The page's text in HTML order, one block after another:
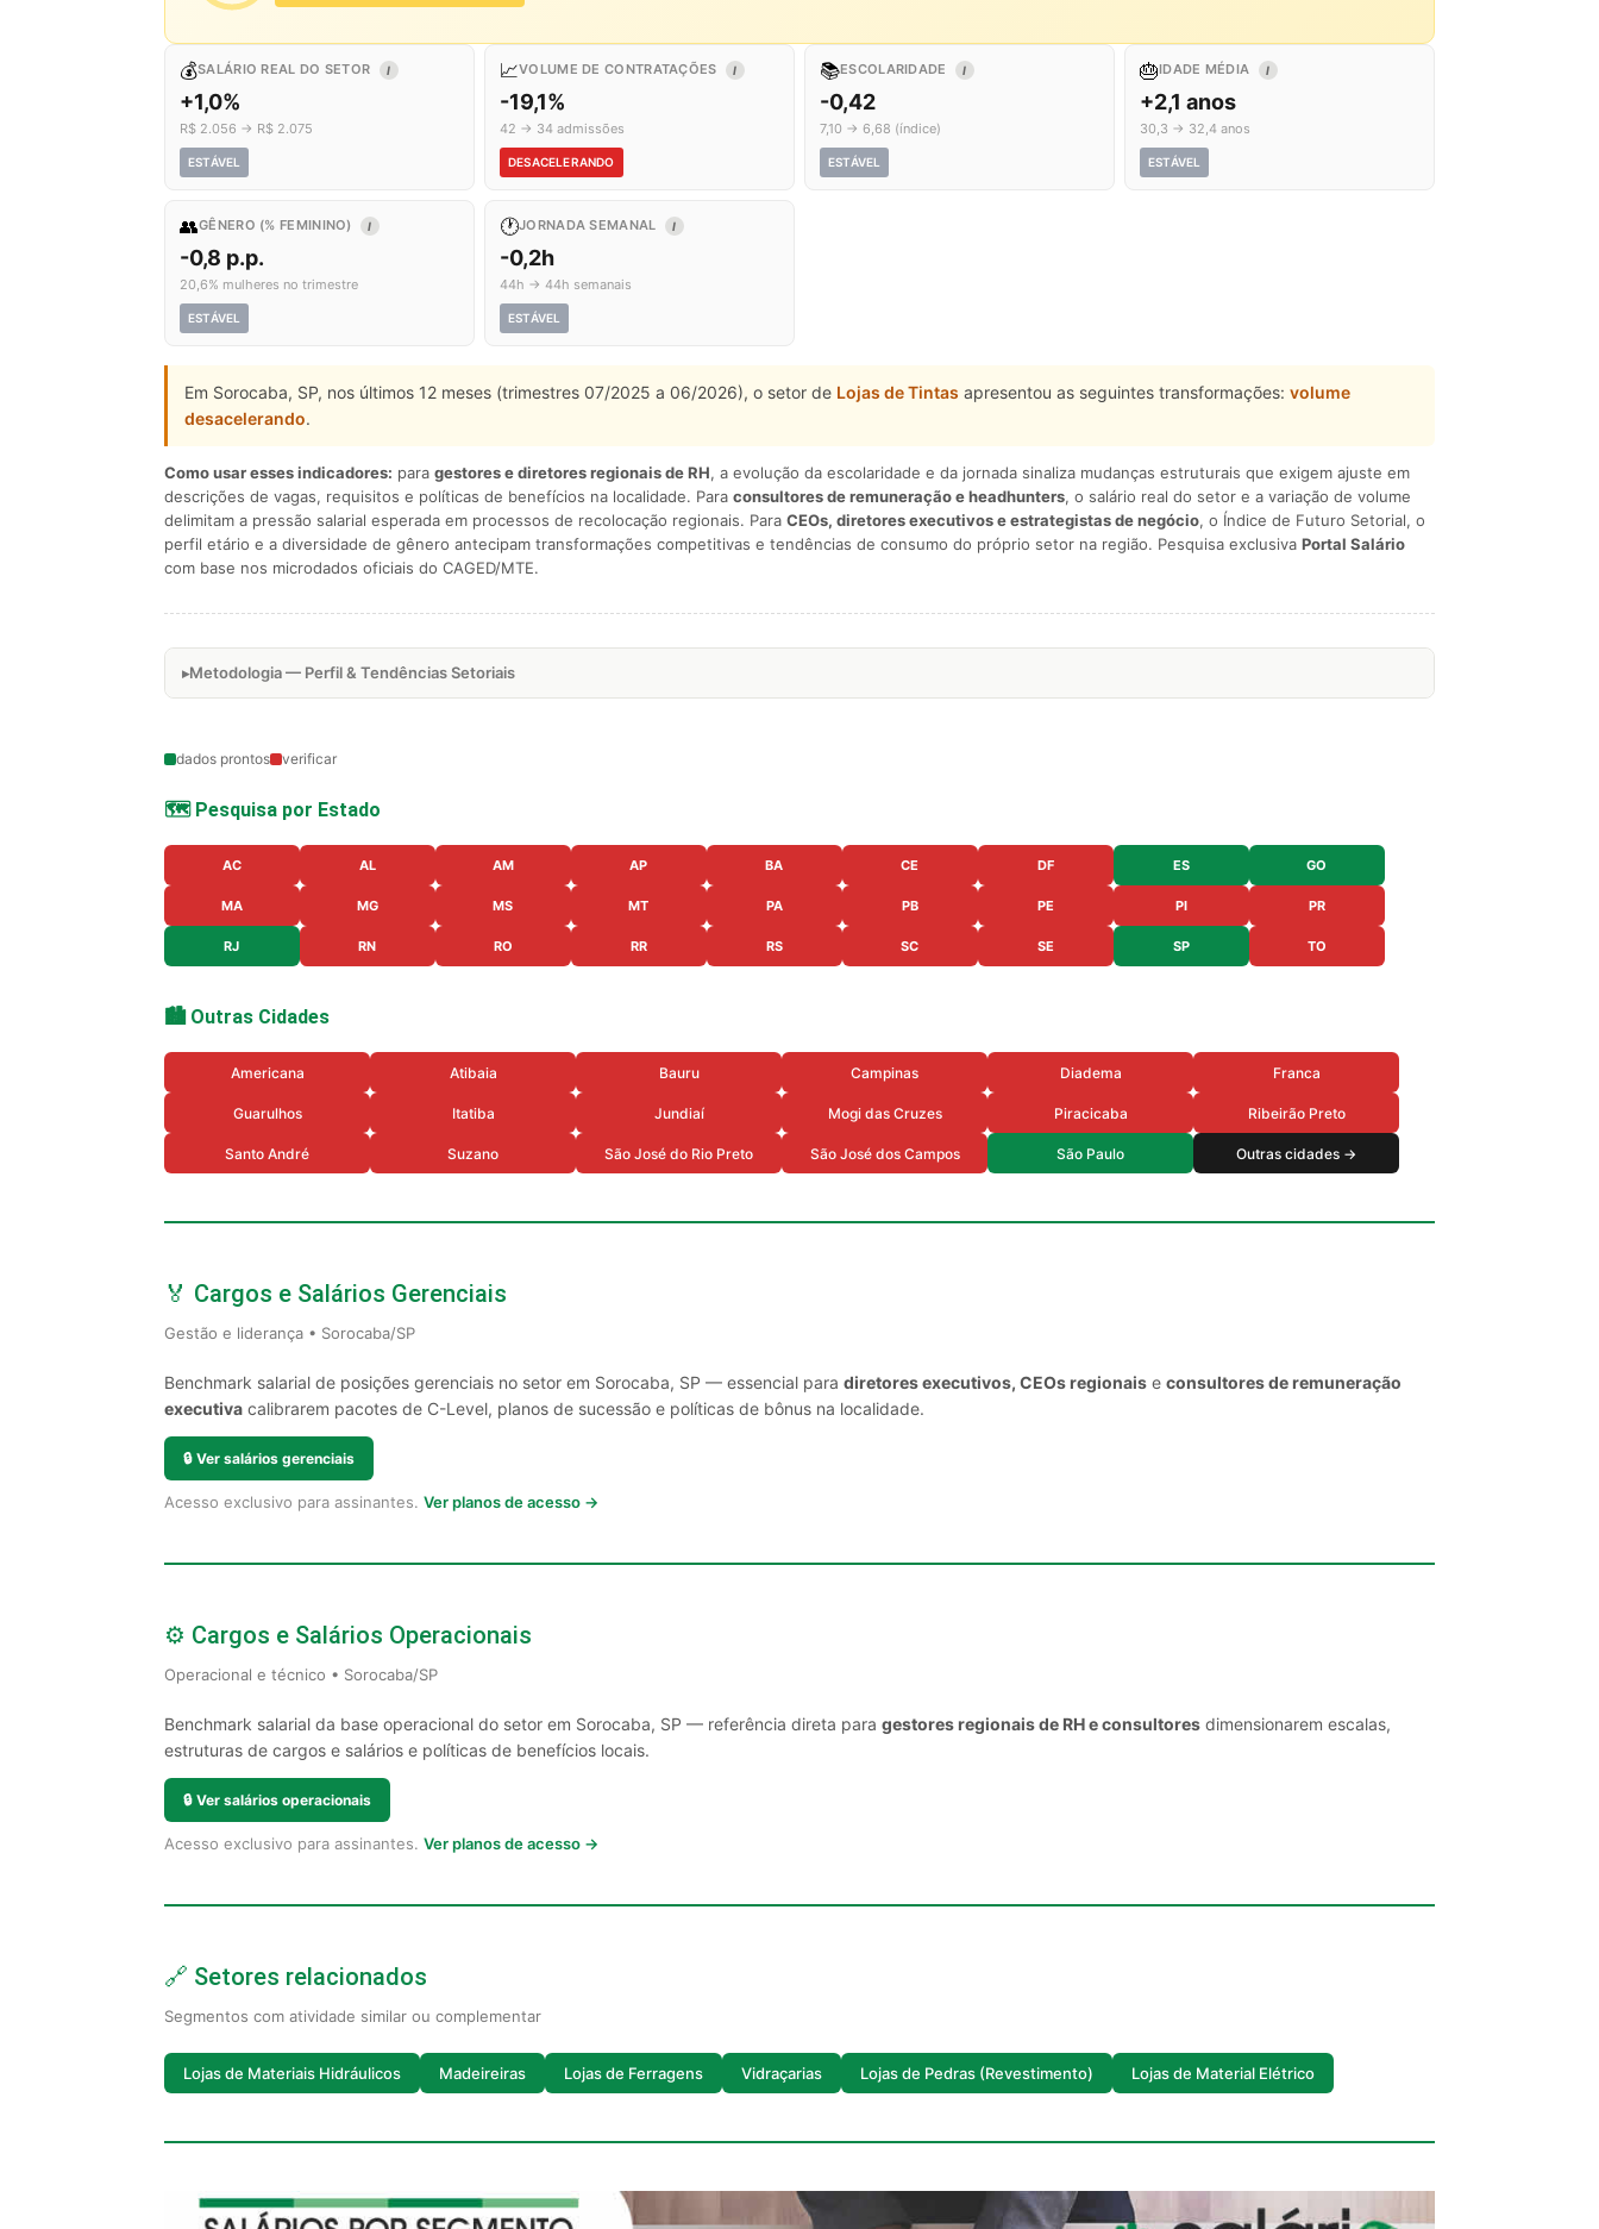
💰SALÁRIO REAL DO SETOR I
+1,0%
R$ 2.056 → R$ 2.075
ESTÁVEL
📈VOLUME DE CONTRATAÇÕES I
-19,1%
42 → 34 admissões
DESACELERANDO
📚ESCOLARIDADE I
-0,42
7,10 → 6,68 (índice)
ESTÁVEL
🎂IDADE MÉDIA I
+2,1 anos
30,3 → 32,4 anos
ESTÁVEL
👥GÊNERO (% FEMININO) I
-0,8 p.p.
20,6% mulheres no trimestre
ESTÁVEL
🕐JORNADA SEMANAL I
-0,2h
44h → 44h semanais
ESTÁVEL
Em Sorocaba, SP, nos últimos 12 meses (trimestres 07/2025 a 06/2026), o setor de Lojas de Tintas apresentou as seguintes transformações: volume
desacelerando.
Como usar esses indicadores: para gestores e diretores regionais de RH, a evolução da escolaridade e da jornada sinaliza mudanças estruturais que exigem ajuste em
descrições de vagas, requisitos e políticas de benefícios na localidade. Para consultores de remuneração e headhunters, o salário real do setor e a variação de volume
delimitam a pressão salarial esperada em processos de recolocação regionais. Para CEOs, diretores executivos e estrategistas de negócio, o Índice de Futuro Setorial, o
perfil etário e a diversidade de gênero antecipam transformações competitivas e tendências de consumo do próprio setor na região. Pesquisa exclusiva Portal Salário
com base nos microdados oficiais do CAGED/MTE.
Metodologia — Perfil & Tendências Setoriais
dados prontos verificar
🗺️ Pesquisa por Estado
AC AL AM AP BA CE DF ES GO
MA MG MS MT PA PB PE PI PR
RJ RN RO RR RS SC SE SP TO
🏙️ Outras Cidades
Americana Atibaia Bauru Campinas Diadema Franca
Guarulhos Itatiba Jundiaí Mogi das Cruzes Piracicaba Ribeirão Preto
Santo André Suzano São José do Rio Preto São José dos Campos São Paulo Outras cidades →
🏅 Cargos e Salários Gerenciais
Gestão e liderança • Sorocaba/SP
Benchmark salarial de posições gerenciais no setor em Sorocaba, SP — essencial para diretores executivos, CEOs regionais e consultores de remuneração
executiva calibrarem pacotes de C-Level, planos de sucessão e políticas de bônus na localidade.
🔒 Ver salários gerenciais
Acesso exclusivo para assinantes. Ver planos de acesso →
⚙️ Cargos e Salários Operacionais
Operacional e técnico • Sorocaba/SP
Benchmark salarial da base operacional do setor em Sorocaba, SP — referência direta para gestores regionais de RH e consultores dimensionarem escalas,
estruturas de cargos e salários e políticas de benefícios locais.
🔒 Ver salários operacionais
Acesso exclusivo para assinantes. Ver planos de acesso →
🔗 Setores relacionados
Segmentos com atividade similar ou complementar
Lojas de Materiais Hidráulicos Madeireiras Lojas de Ferragens Vidraçarias Lojas de Pedras (Revestimento) Lojas de Material Elétrico